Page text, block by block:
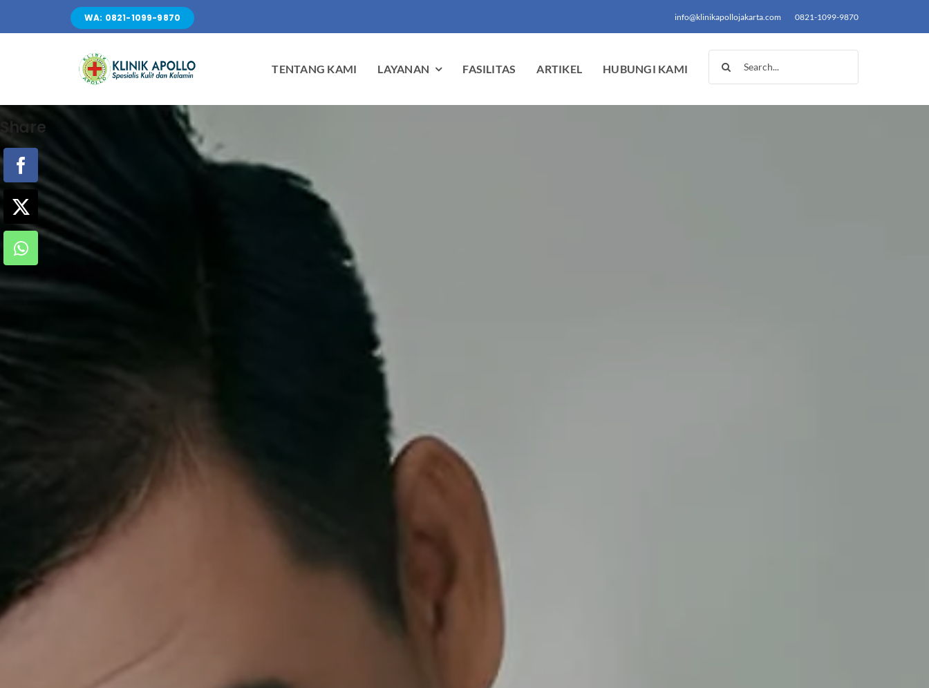
to
WA: 0821-1099-9870 info@klinikapollojakarta.com 0821-1099-9870
TENTANG KAMI LAYANAN FASILITAS ARTIKEL HUBUNGI KAMI
Share